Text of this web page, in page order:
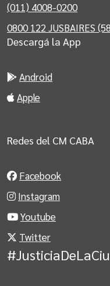
(011) 4008-0200
0800 122 JUSBAIRES
Descargá la App
Android
Apple
Redes del CM CABA
Facebook
Instagram
Youtube
Twitter